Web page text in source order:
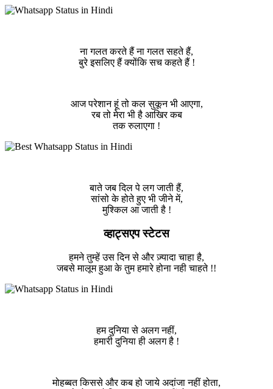
ना गलत करते हैं ना गलत सहते हैं,
बुरे इसलिए हैं क्योंकि सच कहते हैं !
आज परेशान हूं तो कल सुकून भी आएगा,
रब तो मेरा भी है आखिर कब
तक रुलाएगा !
बाते जब दिल पे लग जाती हैं,
सांसो के होते हुए भी जीने में,
मुश्किल आ जाती है !
व्हाट्सएप स्टेटस
हमने तुम्हें उस दिन से और ज़्यादा चाहा है,
जबसे मालूम हुआ के तुम हमारे होना नही चाहते !!
हम दुनिया से अलग नहीं,
हमारी दुनिया ही अलग है !
मोहब्बत किससे और कब हो जाये अदांजा नहीं होता,